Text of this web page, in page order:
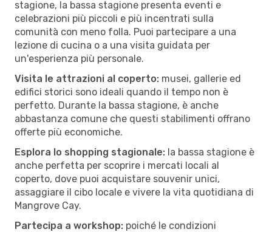
stagione, la bassa stagione presenta eventi e
celebrazioni più piccoli e più incentrati sulla
comunità con meno folla. Puoi partecipare a una
lezione di cucina o a una visita guidata per
un'esperienza più personale.
Visita le attrazioni al coperto: musei, gallerie ed
edifici storici sono ideali quando il tempo non è
perfetto. Durante la bassa stagione, è anche
abbastanza comune che questi stabilimenti offrano
offerte più economiche.
Esplora lo shopping stagionale: la bassa stagione è
anche perfetta per scoprire i mercati locali al
coperto, dove puoi acquistare souvenir unici,
assaggiare il cibo locale e vivere la vita quotidiana di
Mangrove Cay.
Partecipa a workshop: poiché le condizioni